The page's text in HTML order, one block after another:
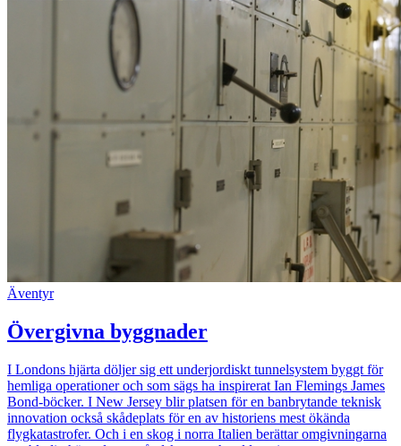
Äventyr
Övergivna byggnader
I Londons hjärta döljer sig ett underjordiskt tunnelsystem byggt för
hemliga operationer och som sägs ha inspirerat Ian Flemings James
Bond-böcker. I New Jersey blir platsen för en banbrytande teknisk
innovation också skådeplats för en av historiens mest ökända
flygkatastrofer. Och i en skog i norra Italien berättar omgivningarna